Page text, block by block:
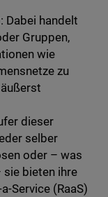
: Dabei handelt
Gruppen,
wie
zu
dieser
selber
oder – was
bieten ihre
Service (RaaS)